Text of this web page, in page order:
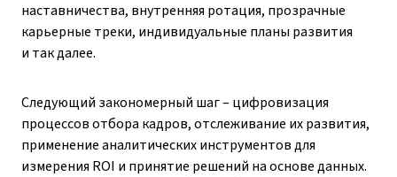
наставничества, внутренняя ротация, прозрачные
карьерные треки, индивидуальные планы развития
и так далее.
Следующий закономерный шаг – цифровизация
процессов отбора кадров, отслеживание их развития,
применение аналитических инструментов для
измерения ROI и принятие решений на основе данных.